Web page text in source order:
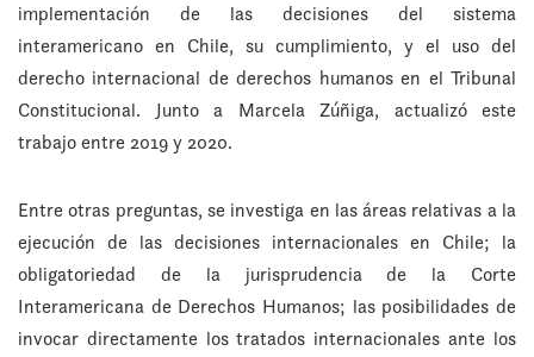
implementación de las decisiones del sistema
interamericano en Chile, su cumplimiento, y el uso del
derecho internacional de derechos humanos en el Tribunal
Constitucional. Junto a Marcela Zúñiga, actualizó este
trabajo entre 2019 y 2020.
Entre otras preguntas, se investiga en las áreas relativas a la
ejecución de las decisiones internacionales en Chile; la
obligatoriedad de la jurisprudencia de la Corte
Interamericana de Derechos Humanos; las posibilidades de
invocar directamente los tratados internacionales ante los